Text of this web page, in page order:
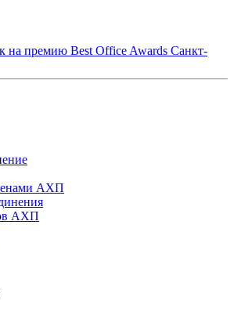
на премию Best Office Awards Санкт-
АХП
АХП